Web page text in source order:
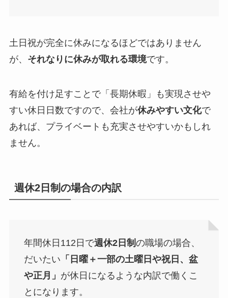
土日祝が完全に休みになるほどではありません
が、 それなりに休みが取れる環境です。
有給を付け足すことで「長期休暇」も実現させや
すい休日日数ですので、会社が休みやすい文化で
あれば、プライベートも充実させやすいかもしれ
ません。
週休2日制の場合の内訳
年間休日112日で週休2日制 の職場の場合、
だいたい 「日曜＋一部の土曜日や祝日、盆
や正月」 が休日になるような内訳で働くこ
とになります。